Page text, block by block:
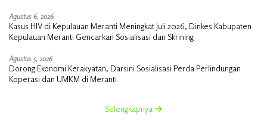
Agustus 6, 2026
Kasus HIV di Kepulauan Meranti Meningkat Juli 2026, Dinkes Kabupaten
Kepulauan Meranti Gencarkan Sosialisasi dan Skrining
Agustus 5, 2026
Dorong Ekonomi Kerakyatan, Darsini Sosialisasi Perda Perlindungan
Koperasi dan UMKM di Meranti
Selengkapnya